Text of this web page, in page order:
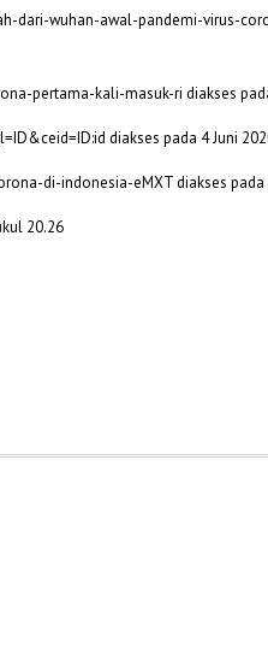
dari-wuhan-awal-pandemi-
pertama-kali-masuk-ri diakses
diakses pada 4 Juni
di-indonesia-eMXT diakses pada
20.26